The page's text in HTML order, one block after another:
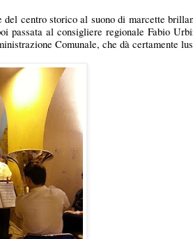
centro storico al suono di marcette
passata al consigliere regionale Fabio
Comunale, che dà certamente